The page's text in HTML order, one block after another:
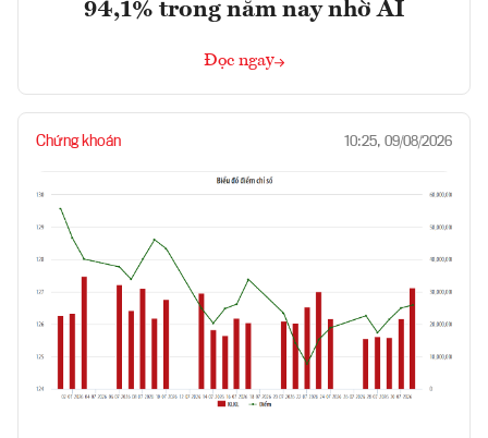
94,1% trong năm nay nhờ AI
Đọc ngay
Chứng khoán 10:25, 09/08/2026